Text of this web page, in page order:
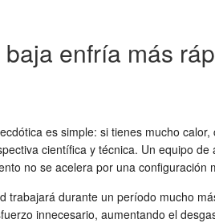
enfría más
es simple: si tienes mucho
científica y técnica. Un equipo
no se acelera por una configuración
durante un período mucho
innecesario, aumentando el